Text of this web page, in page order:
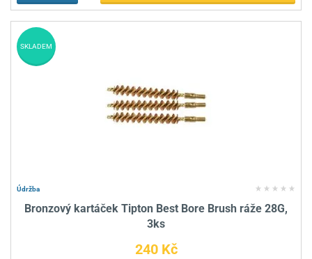
Údržba
Bronzový kartáček Tipton Best Bore Brush ráže 28G,
3ks
240 Kč
SKLADEM